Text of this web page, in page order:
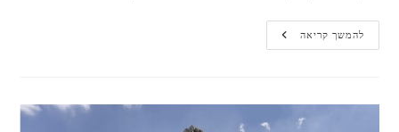
להמשך קריאהמנבחרי
מערכת
דורית